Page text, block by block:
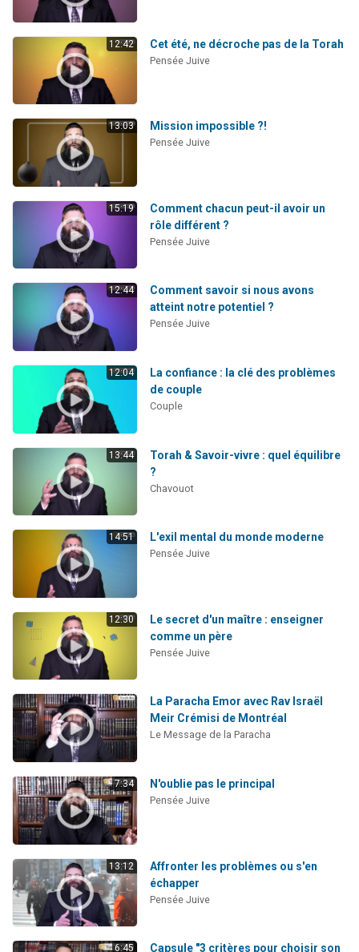
12:42 Cet été, ne décroche pas de la Torah
Pensée Juive
13:03 Mission impossible ?!
Pensée Juive
15:19
Comment chacun peut-il avoir un
rôle différent ?
Pensée Juive
12:44
Comment savoir si nous avons
atteint notre potentiel ?
Pensée Juive
12:04
La confiance : la clé des problèmes
de couple
Couple
13:44
Torah & Savoir-vivre : quel équilibre
?
Chavouot
14:51 L'exil mental du monde moderne
Pensée Juive
12:30
Le secret d'un maître : enseigner
comme un père
Pensée Juive
La Paracha Emor avec Rav Israël
Meir Crémisi de Montréal
Le Message de la Paracha
7:34 N'oublie pas le principal
Pensée Juive
13:12
Affronter les problèmes ou s'en
échapper
Pensée Juive
6:45 Capsule "3 critères pour choisir son